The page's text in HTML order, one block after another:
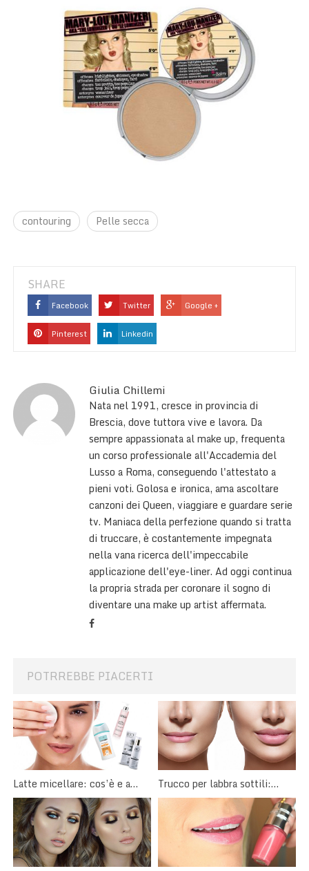
contouring Pelle secca
SHARE
Facebook Twitter Google +
Pinterest Linkedin
Giulia Chillemi
Nata nel 1991, cresce in provincia di
Brescia, dove tuttora vive e lavora. Da
sempre appassionata al make up, frequenta
un corso professionale all'Accademia del
Lusso a Roma, conseguendo l'attestato a
pieni voti. Golosa e ironica, ama ascoltare
canzoni dei Queen, viaggiare e guardare serie
tv. Maniaca della perfezione quando si tratta
di truccare, è costantemente impegnata
nella vana ricerca dell'impeccabile
applicazione dell'eye-liner. Ad oggi continua
la propria strada per coronare il sogno di
diventare una make up artist affermata.
POTRREBBE PIACERTI
Latte micellare: cos’è e a
cosa serve?
Trucco per labbra sottili:
come valorizzarle con il
make-up